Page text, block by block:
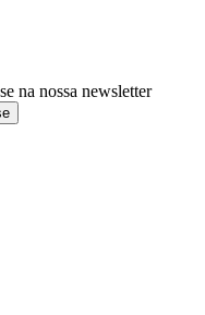
na nossa newsletter